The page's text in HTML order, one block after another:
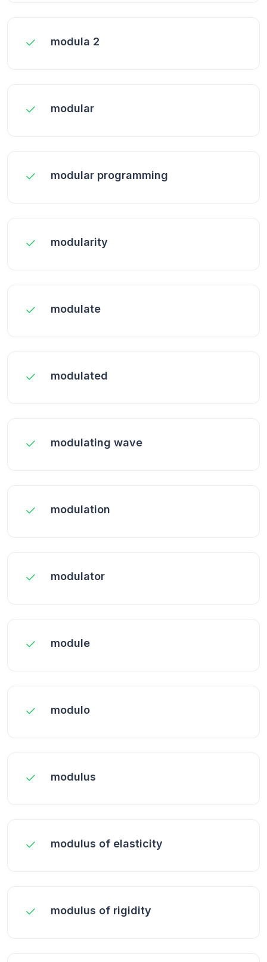
modula 2
modular
modular programming
modularity
modulate
modulated
modulating wave
modulation
modulator
module
modulo
modulus
modulus of elasticity
modulus of rigidity